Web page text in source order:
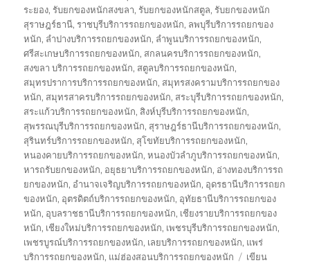
ระยอง,รับยกของหนักสงขลา,รับยกของหนักสตูล,รับยกของหนัก
สุราษฎร์ธานี,ราชบุรีบริการรถยกของหนัก, ลพบุรีบริการรถยกของ
หนัก, ลำปางบริการรถยกของหนัก, ลำพูนบริการรถยกของหนัก,
ศรีสะเกษบริการรถยกของหนัก, สกลนครบริการรถยกของหนัก,
สงขลา บริการรถยกของหนัก, สตูลบริการรถยกของหนัก,
สมุทรปราการบริการรถยกของหนัก, สมุทรสงครามบริการรถยกของ
หนัก, สมุทรสาครบริการรถยกของหนัก, สระบุรีบริการรถยกของหนัก,
สระแก้วบริการรถยกของหนัก, สิงห์บุรีบริการรถยกของหนัก,
สุพรรณบุรีบริการรถยกของหนัก, สุราษฎร์ธานีบริการรถยกของหนัก,
สุรินทร์บริการรถยกของหนัก, สุโขทัยบริการรถยกของหนัก,
หนองคายบริการรถยกของหนัก,หนองบัวลำภูบริการรถยกของหนัก,
หารถรับยกของหนัก, อยุธยาบริการรถยกของหนัก, อ่างทองบริการรถ
ยกของหนัก, อำนาจเจริญบริการรถยกของหนัก, อุดรธานีบริการรถยก
ของหนัก, อุตรดิตถ์บริการรถยกของหนัก, อุทัยธานีบริการรถยกของ
หนัก, อุบลราชธานีบริการรถยกของหนัก, เชียงรายบริการรถยกของ
หนัก, เชียงใหม่บริการรถยกของหนัก, เพชรบุรีบริการรถยกของหนัก,
เพชรบูรณ์บริการรถยกของหนัก, เลยบริการรถยกของหนัก, แพร่
บริการรถยกของหนัก, แม่ฮ่องสอนบริการรถยกของหนัก
เขียน